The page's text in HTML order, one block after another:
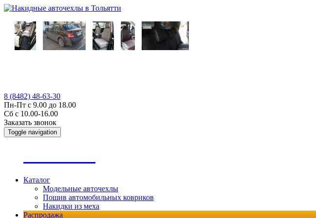
8 (8482) 48-63-30
Пн-Пт с 9.00 до 18.00
Сб с 10.00-16.00
Заказать звонок
Toggle navigation
Каталог
Модельные авточехлы
Пошив автомобильных ковриков
Накидки из меха
Распродажа